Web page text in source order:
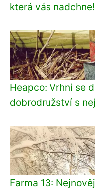
která vás nadchne!
Heapco: Vrhni se
dobrodružství s
Farma 13: